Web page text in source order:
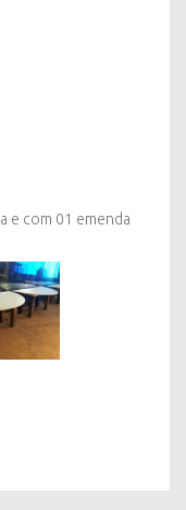
e com 01 emenda